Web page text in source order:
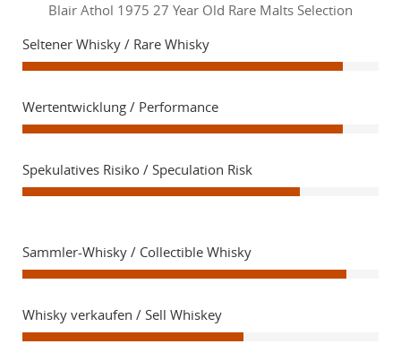
Blair Athol 1975 27 Year Old Rare Malts Selection
Seltener Whisky / Rare Whisky
Wertentwicklung / Performance
Spekulatives Risiko / Speculation Risk
Sammler-Whisky / Collectible Whisky
Whisky verkaufen / Sell Whiskey